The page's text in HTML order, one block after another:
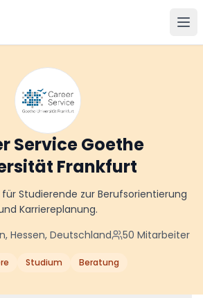
Service Goethe
Frankfurt
Studierende zur Berufsorientierung
Karriereplanung.
Hessen, Deutschland
50 Mitarbeiter
Studium Beratung